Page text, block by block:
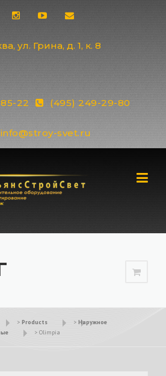
ул. Грина, д. 1, к. 8
22 (495) 249-29-80
info@stroy-svet.ru
> Products > Наружное
> Olimpia